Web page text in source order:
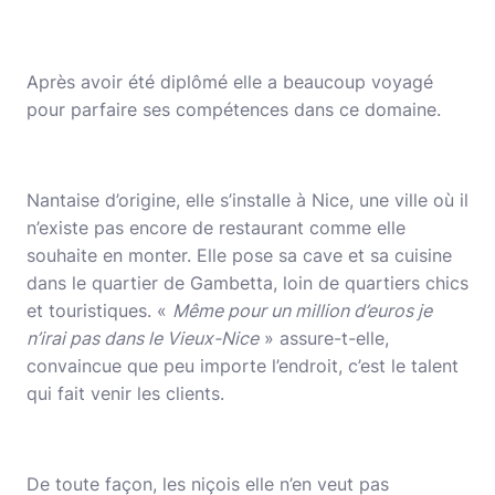
Après avoir été diplômé elle a beaucoup voyagé
pour parfaire ses compétences dans ce domaine.
Nantaise d’origine, elle s’installe à Nice, une ville où il
n’existe pas encore de restaurant comme elle
souhaite en monter. Elle pose sa cave et sa cuisine
dans le quartier de Gambetta, loin de quartiers chics
et touristiques. « Même pour un million d’euros je
n’irai pas dans le Vieux-Nice» assure-t-elle,
convaincue que peu importe l’endroit, c’est le talent
qui fait venir les clients.
De toute façon, les niçois elle n’en veut pas